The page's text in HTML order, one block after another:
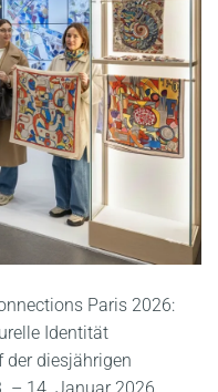
Paris 2026:
Identität
der diesjährigen
– 14. Januar 2026,